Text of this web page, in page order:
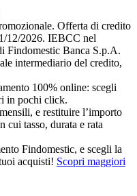
Offerta di credito
12/2026. IEBCC nel
Findomestic Banca S.p.A.
intermediario del credito,
100% online: scegli
in pochi click.
e restituire l’importo
cui tasso, durata e rata
Findomestic, e scegli la
acquisti! Scopri maggiori